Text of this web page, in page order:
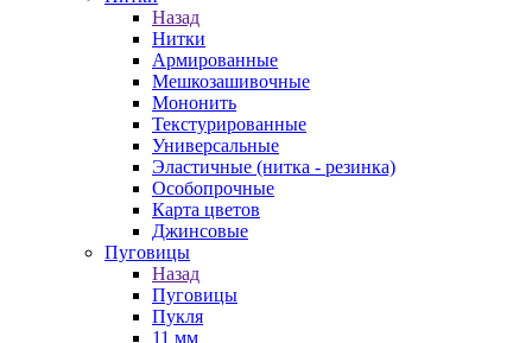
Назад
Нитки
Армированные
Мешкозашивочные
Мононить
Текстурированные
Универсальные
Эластичные (нитка - резинка)
Особопрочные
Карта цветов
Джинсовые
Пуговицы
Назад
Пуговицы
Пукля
11 мм